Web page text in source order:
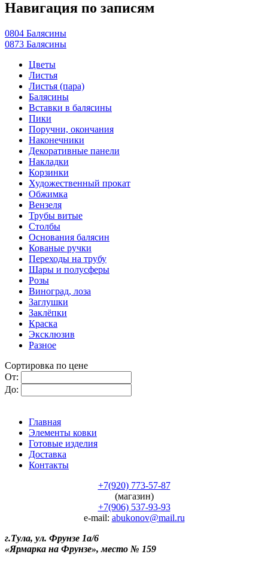
Навигация по записям
0804 Балясины
0873 Балясины
Цветы
Листья
Листья (пара)
Балясины
Вставки в балясины
Пики
Поручни, окончания
Наконечники
Декоративные панели
Накладки
Корзинки
Художественный прокат
Обжимка
Вензеля
Трубы витые
Столбы
Основания балясин
Кованые ручки
Переходы на трубу
Шары и полусферы
Розы
Виноград, лоза
Заглушки
Заклёпки
Краска
Эксклюзив
Разное
Сортировка по цене
От:
До:
Главная
Элементы ковки
Готовые изделия
Доставка
Контакты
+7(920) 773-57-87
(магазин)
+7(906) 537-93-93
e-mail: abukonov@mail.ru
г.Тула, ул. Фрунзе 1а/6
«Ярмарка на Фрунзе», место № 159